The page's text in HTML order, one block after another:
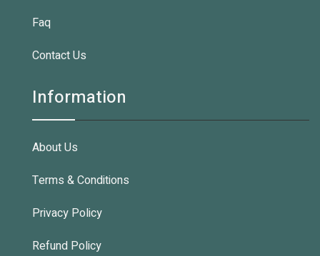
Faq
Contact Us
Information
About Us
Terms & Conditions
Privacy Policy
Refund Policy